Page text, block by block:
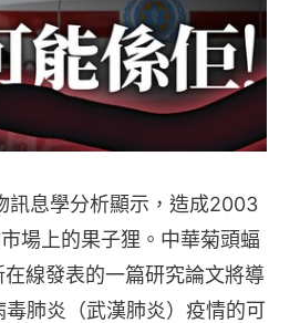
訊息學分析顯示，造成2003
場上的果子狸。中華菊頭蝠
線發表的一篇研究論文將導
肺炎（武漢肺炎）疫情的可